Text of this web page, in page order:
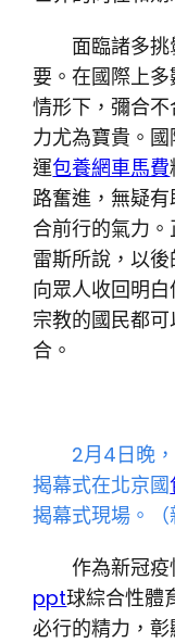
面臨諸多挑
要。在國際上
情形下，彌合
力尤為寶貴。
運包養網車馬費
路奮進，無疑
合前行的氣力
雷斯所說，以
向眾人收回明
宗教的國民都
合。
2月4日晚，
揭幕式在北京國
揭幕式現場。（
作為新冠疫
ppt球綜合性體
必行的精力，